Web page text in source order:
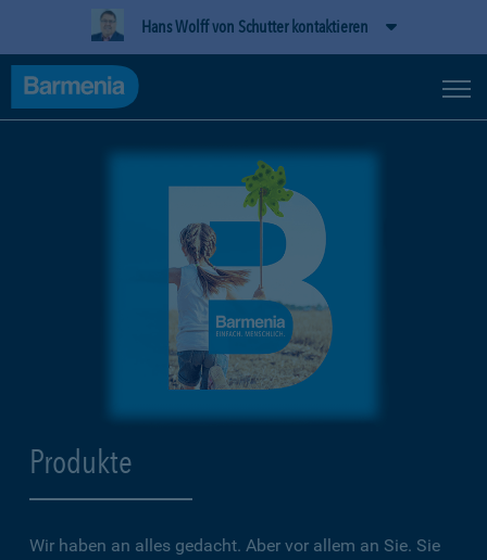
Hans Wolff von Schutter kontaktieren
Produkte
Wir haben an alles gedacht. Aber vor allem an Sie. Sie